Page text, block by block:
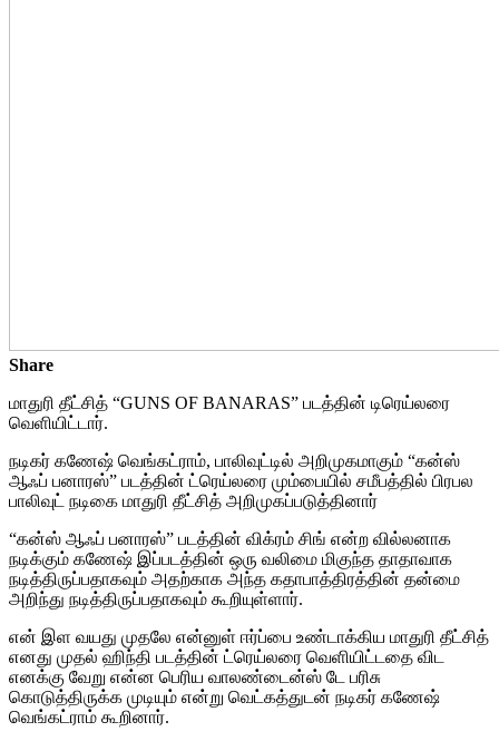
Share
மாதுரி தீட்சித் “GUNS OF BANARAS” படத்தின் டிரெய்லரை
வெளியிட்டார்.
நடிகர் கணேஷ் வெங்கட்ராம், பாலிவுட்டில் அறிமுகமாகும் “கன்ஸ்
ஆஃப் பனாரஸ்” படத்தின் ட்ரெய்லரை மும்பையில் சமீபத்தில் பிரபல
பாலிவுட் நடிகை மாதுரி தீட்சித் அறிமுகப்படுத்தினார்
“கன்ஸ் ஆஃப் பனாரஸ்” படத்தின் விக்ரம் சிங் என்ற வில்லனாக
நடிக்கும் கணேஷ் இப்படத்தின் ஒரு வலிமை மிகுந்த தாதாவாக
நடித்திருப்பதாகவும் அதற்காக அந்த கதாபாத்திரத்தின் தன்மை
அறிந்து நடித்திருப்பதாகவும் கூறியுள்ளார்.
என் இள வயது முதலே என்னுள் ஈர்ப்பை உண்டாக்கிய மாதுரி தீட்சித்
எனது முதல் ஹிந்தி படத்தின் ட்ரெய்லரை வெளியிட்டதை விட
எனக்கு வேறு என்ன பெரிய வாலண்டைன்ஸ் டே பரிசு
கொடுத்திருக்க முடியும் என்று வெட்கத்துடன் நடிகர் கணேஷ்
வெங்கட்ராம் கூறினார்.